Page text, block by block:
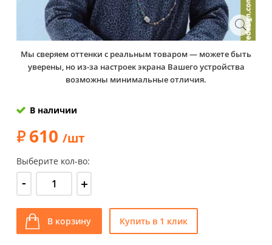
Мы сверяем оттенки с реальным товаром — можете быть
уверены, но из-за настроек экрана Вашего устройства
возможны минимальные отличия.
В наличии
610 /шт
Выберите кол-во:
- +
В корзину Купить в 1 клик